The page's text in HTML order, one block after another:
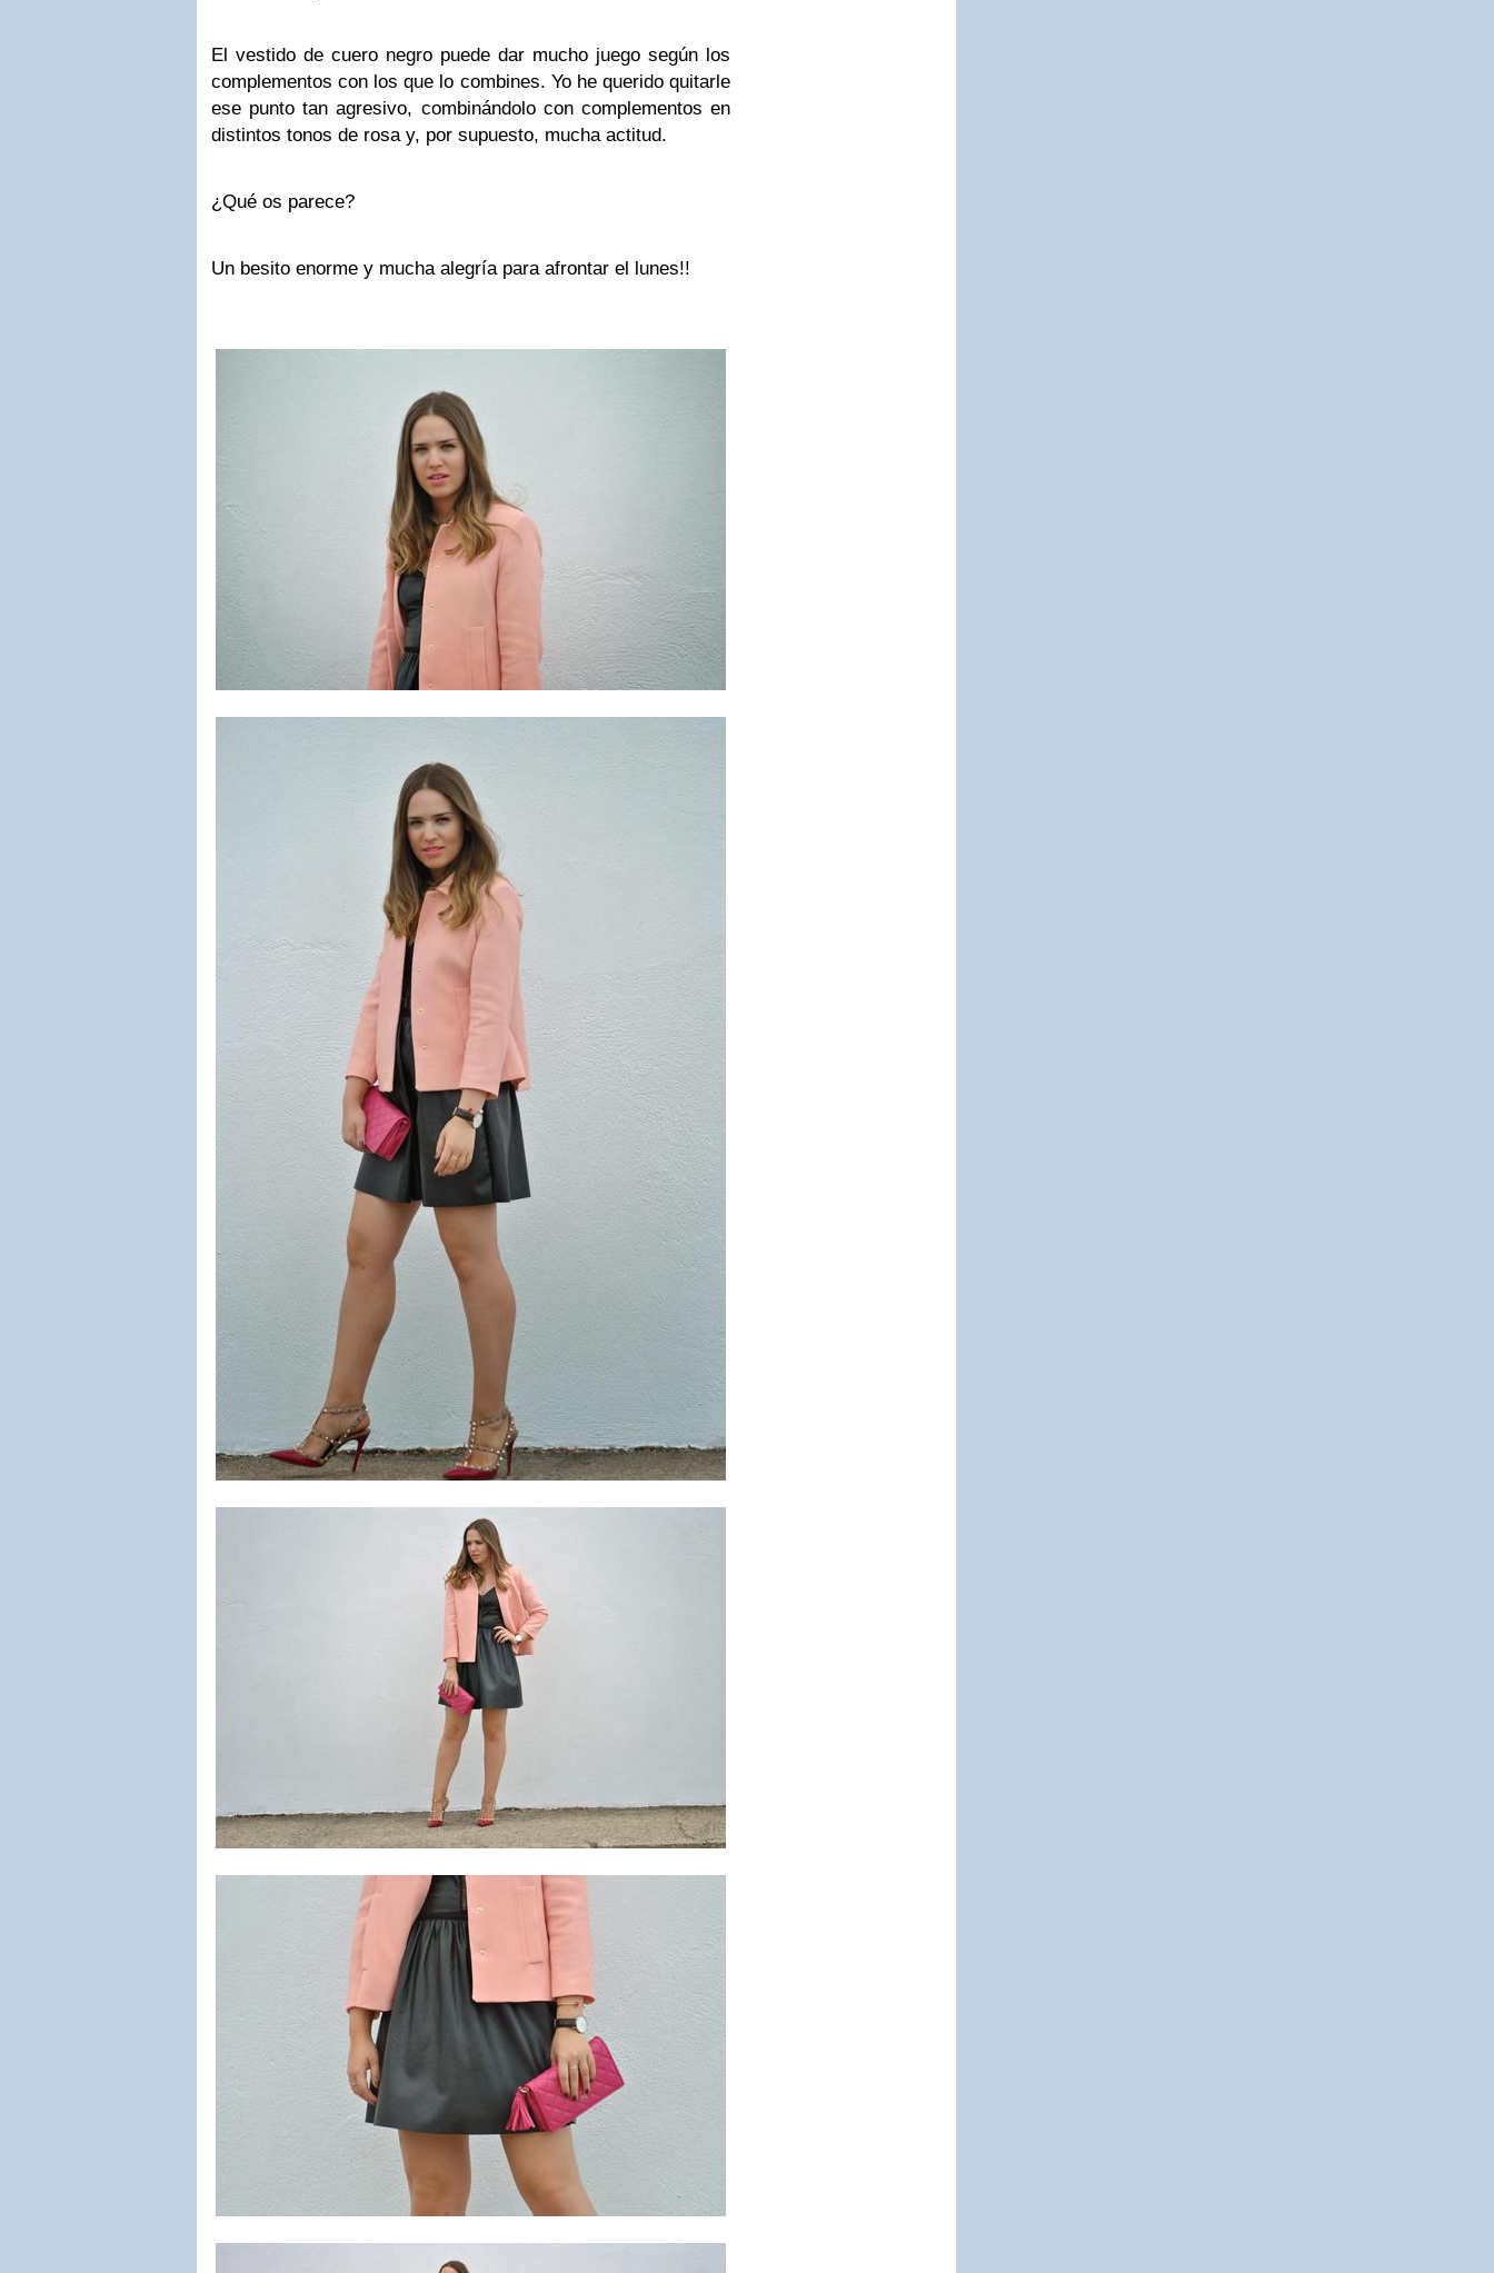
El vestido de cuero negro puede dar mucho juego según los
complementos con los que lo combines. Yo he querido quitarle
ese punto tan agresivo, combinándolo con complementos en
distintos tonos de rosa y, por supuesto, mucha actitud.
¿Qué os parece?
Un besito enorme y mucha alegría para afrontar el lunes!!